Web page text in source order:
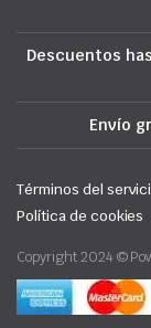
Descuentos
Envío
Términos del
Política de cookies
Copyright 2024 ©